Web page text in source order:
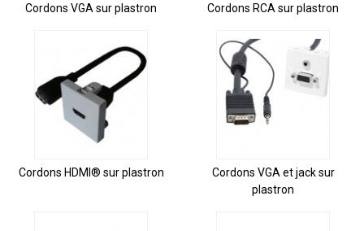
Cordons VGA sur plastron Cordons RCA sur plastron
Cordons HDMI® sur plastron
Cordons VGA et jack sur
plastron